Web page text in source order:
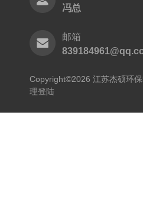
冯总
邮箱
Copyright©2026 江苏杰硕环
理登陆